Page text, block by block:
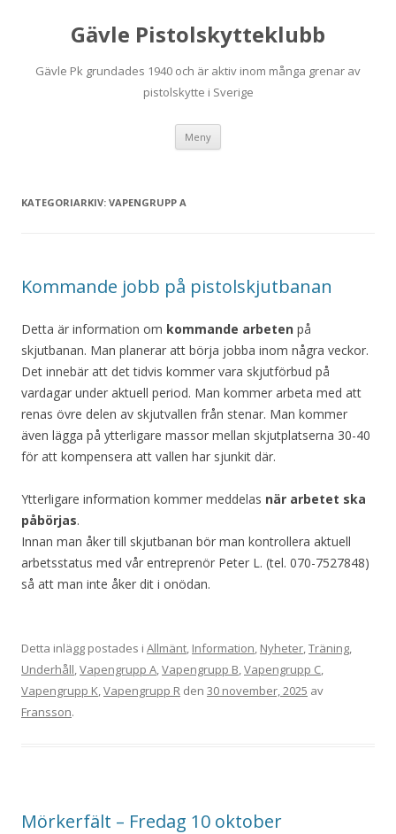
Gävle Pistolskytteklubb
Gävle Pk grundades 1940 och är aktiv inom många grenar av
pistolskytte i Sverige
Meny
KATEGORIARKIV: VAPENGRUPP A
Kommande jobb på pistolskjutbanan
Detta är information om kommande arbeten på
skjutbanan. Man planerar att börja jobba inom några veckor.
Det innebär att det tidvis kommer vara skjutförbud på
vardagar under aktuell period. Man kommer arbeta med att
renas övre delen av skjutvallen från stenar. Man kommer
även lägga på ytterligare massor mellan skjutplatserna 30-40
för att kompensera att vallen har sjunkit där.
Ytterligare information kommer meddelas när arbetet ska
påbörjas.
Innan man åker till skjutbanan bör man kontrollera aktuell
arbetsstatus med vår entreprenör Peter L. (tel. 070-7527848)
så att man inte åker dit i onödan.
Detta inlägg postades i Allmänt, Information, Nyheter,Träning,
Underhåll,Vapengrupp A,Vapengrupp B,Vapengrupp C,
Vapengrupp K,Vapengrupp R den 30 november, 2025 av
Fransson.
Mörkerfält – Fredag 10 oktober